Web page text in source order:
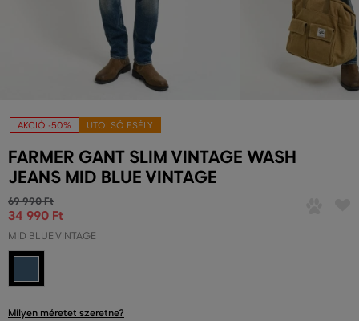
AKCIÓ -50% UTOLSÓ ESÉLY
FARMER GANT SLIM VINTAGE WASH
JEANS MID BLUE VINTAGE
69 990 Ft
34 990 Ft
MID BLUE VINTAGE
Milyen méretet szeretne?